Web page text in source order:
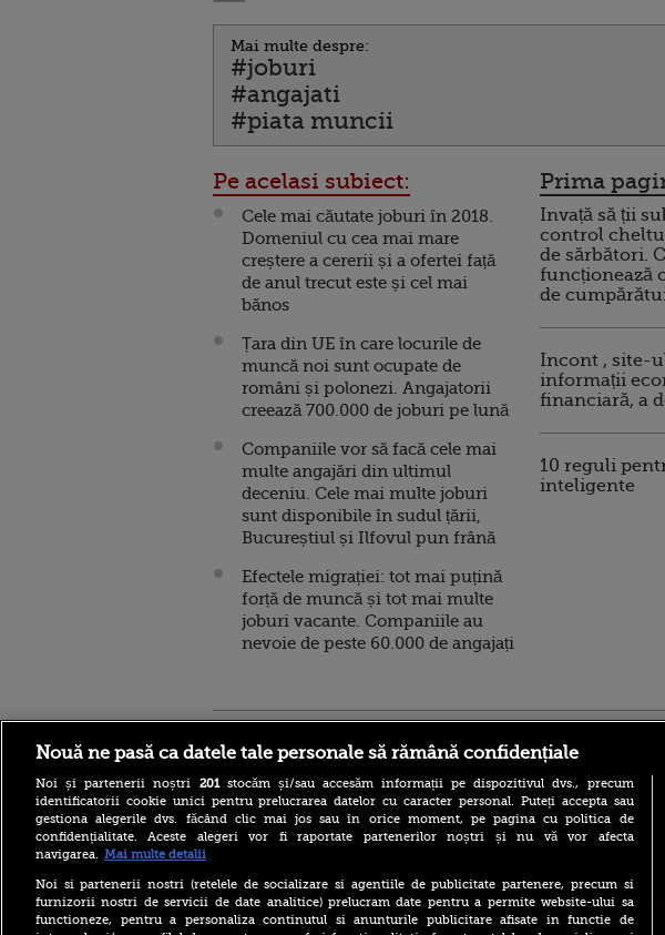
Mai multe despre:
#joburi
#angajati
#piata muncii
Pe acelasi subiect:
Cele mai căutate joburi în 2018.
Domeniul cu cea mai mare
creștere a cererii și a ofertei față
de anul trecut este și cel mai
bănos
Țara din UE în care locurile de
muncă noi sunt ocupate de
români și polonezi. Angajatorii
creează 700.000 de joburi pe lună
Companiile vor să facă cele mai
multe angajări din ultimul
deceniu. Cele mai multe joburi
sunt disponibile în sudul țării,
Bucureștiul și Ilfovul pun frână
Efectele migrației: tot mai puțină
forță de muncă și tot mai multe
joburi vacante. Companiile au
nevoie de peste 60.000 de angajați
Prima
Invață să ții
control
de sărbători.
funcționează
de
Incont , site-
informații
financiară, a
10 reguli
inteligente
Cum să-ți păstrezi grădina
sănătoasă pe timp de
caniculă. Secrete pentru
gazon, flori și legume
Nouă ne pasă ca datele tale personale să rămână confidențiale
Noi și partenerii noștri 201stocăm și/sau accesăm informații pe dispozitivul dvs., precum
identificatorii cookie unici pentru prelucrarea datelor cu caracter personal. Puteți accepta sau
gestiona alegerile dvs. făcând clic mai jos sau în orice moment, pe pagina cu politica de
confidențialitate. Aceste alegeri vor fi raportate partenerilor noștri și nu vă vor afecta
navigarea. Mai multe detalii
Noi si partenerii nostri (retelele de socializare si agentiile de publicitate partenere, precum si
furnizorii nostri de servicii de date analitice) prelucram date pentru a permite website-ului sa
functioneze, pentru a personaliza continutul si anunturile publicitare afisate in functie de